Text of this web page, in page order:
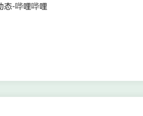
-哔哩哔哩